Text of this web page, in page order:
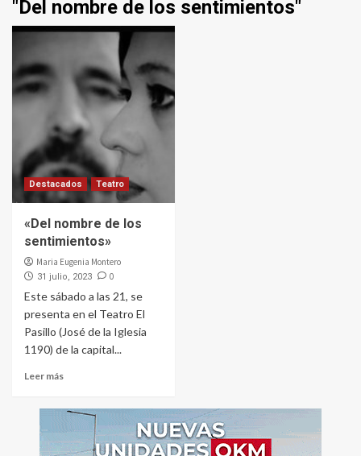
"Del nombre de los sentimientos"
Destacados Teatro
«Del nombre de los
sentimientos»
Maria Eugenia Montero
31 julio, 2023 0
Este sábado a las 21, se
presenta en el Teatro El
Pasillo (José de la Iglesia
1190) de la capital...
Leer más